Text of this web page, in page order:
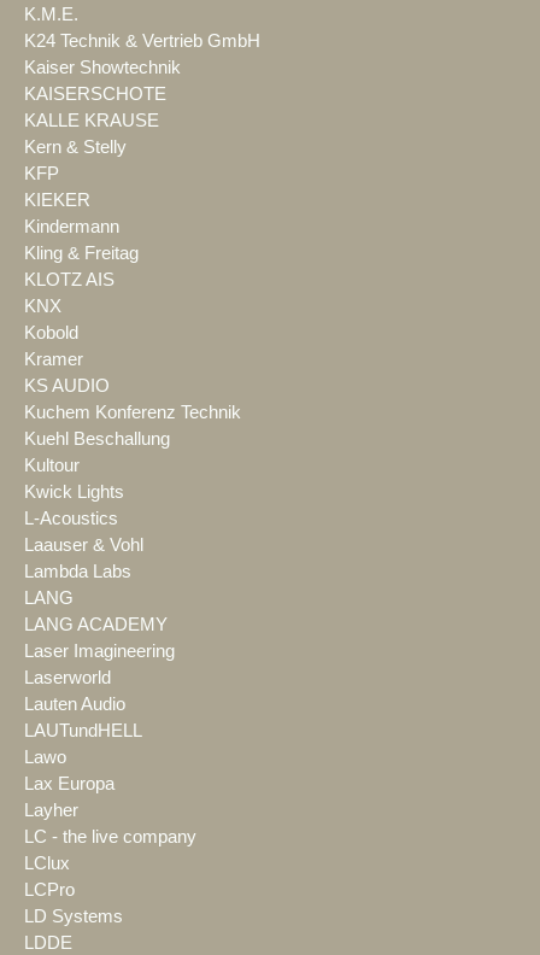
K.M.E.
K24 Technik & Vertrieb GmbH
Kaiser Showtechnik
KAISERSCHOTE
KALLE KRAUSE
Kern & Stelly
KFP
KIEKER
Kindermann
Kling & Freitag
KLOTZ AIS
KNX
Kobold
Kramer
KS AUDIO
Kuchem Konferenz Technik
Kuehl Beschallung
Kultour
Kwick Lights
L-Acoustics
Laauser & Vohl
Lambda Labs
LANG
LANG ACADEMY
Laser Imagineering
Laserworld
Lauten Audio
LAUTundHELL
Lawo
Lax Europa
Layher
LC - the live company
LClux
LCPro
LD Systems
LDDE